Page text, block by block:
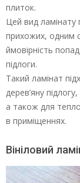
плиток.
Цей вид ламінату
прихожих, одним
ймовірність
підлоги.
Такий ламінат
дерев’яну
а також для
в приміщеннях.
Вініловий